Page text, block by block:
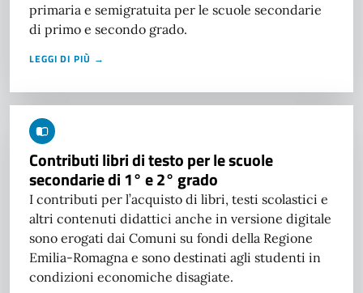
primaria e semigratuita per le scuole secondarie
di primo e secondo grado.
LEGGI DI PIÙ →
Contributi libri di testo per le scuole
secondarie di 1° e 2° grado
I contributi per l’acquisto di libri, testi scolastici e
altri contenuti didattici anche in versione digitale
sono erogati dai Comuni su fondi della Regione
Emilia-Romagna e sono destinati agli studenti in
condizioni economiche disagiate.